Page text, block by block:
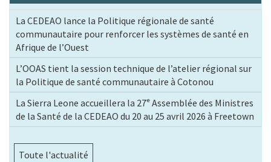
La CEDEAO lance la Politique régionale de santé
communautaire pour renforcer les systèmes de santé en
Afrique de l’Ouest
L’OOAS tient la session technique de l’atelier régional sur
la Politique de santé communautaire à Cotonou
La Sierra Leone accueillera la 27ᵉ Assemblée des Ministres
de la Santé de la CEDEAO du 20 au 25 avril 2026 à Freetown
Toute l'actualité